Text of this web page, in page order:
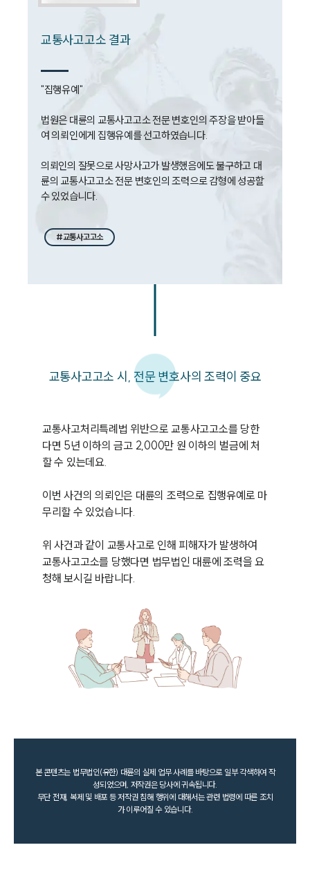
법률 블로그
법률서식
뉴스레터/브로슈어
세미나
대륜법률상담예약
교통사고고소 결과
"집행유예"
법원은 대륜의 교통사고고소 전문 변호인의 주장을 받아들
여 의뢰인에게 집행유예를 선고하였습니다.
의뢰인의 잘못으로 사망사고가 발생했음에도 불구하고 대
륜의 교통사고고소 전문 변호인의 조력으로 감형에 성공할
#교통사고고소
교통사고고소 시, 전문 변호사의 조력이 중요
교통사고처리특례법 위반으로 교통사고고소를 당한
다면 5년 이하의 금고 2,000만 원 이하의 벌금에 처
할 수 있는데요.
이번 사건의 의뢰인은 대륜의 조력으로 집행유예로 마
무리할 수 있었습니다.
위 사건과 같이 교통사고로 인해 피해자가 발생하여
교통사고고소를 당했다면 법무법인 대륜에 조력을 요
본 콘텐츠는 법무법인(유한) 대륜의 실제 업무 사례를 바탕으로 일부 각색하여 작
성되었으며, 저작권은 당사에 귀속됩니다.
무단 전재, 복제 및 배포 등 저작권 침해 행위에 대해서는 관련 법령에 따른 조치
가 이루어질 수 있습니다.